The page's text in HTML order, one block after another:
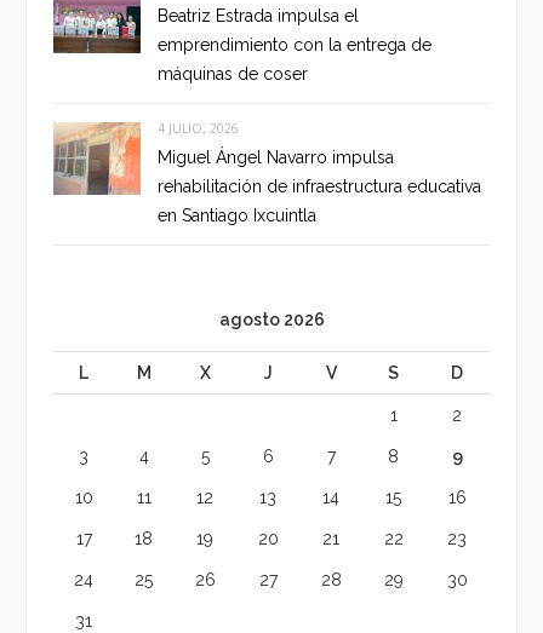
Beatriz Estrada impulsa el
emprendimiento con la entrega de
máquinas de coser
4 JULIO, 2026
Miguel Ángel Navarro impulsa
rehabilitación de infraestructura educativa
en Santiago Ixcuintla
agosto 2026
L M X J V S D
1 2
3 4 5 6 7 8 9
10 11 12 13 14 15 16
17 18 19 20 21 22 23
24 25 26 27 28 29 30
31